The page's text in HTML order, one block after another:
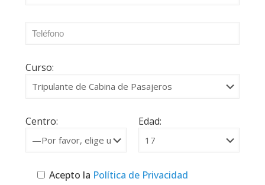
Curso:
Centro: Edad:
Acepto la Política de Privacidad